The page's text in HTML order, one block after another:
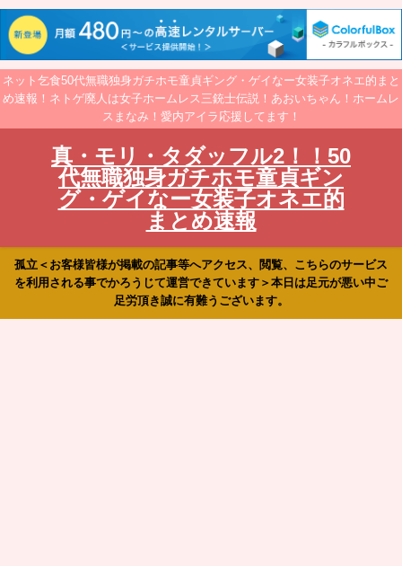
ネット乞食50代無職独身ガチホモ童貞ギング・ゲイなー女装子オネエ的まと
め速報！ネトゲ廃人は女子ホームレス三銃士伝説！あおいちゃん！ホームレ
スまなみ！愛内アイラ応援してます！
真・モリ・タダッフル2！！50
代無職独身ガチホモ童貞ギン
グ・ゲイなー女装子オネエ的
まとめ速報
孤立＜お客様皆様が掲載の記事等へアクセス、閲覧、こちらのサービス
を利用される事でかろうじて運営できています＞本日は足元が悪い中ご
足労頂き誠に有難うございます。